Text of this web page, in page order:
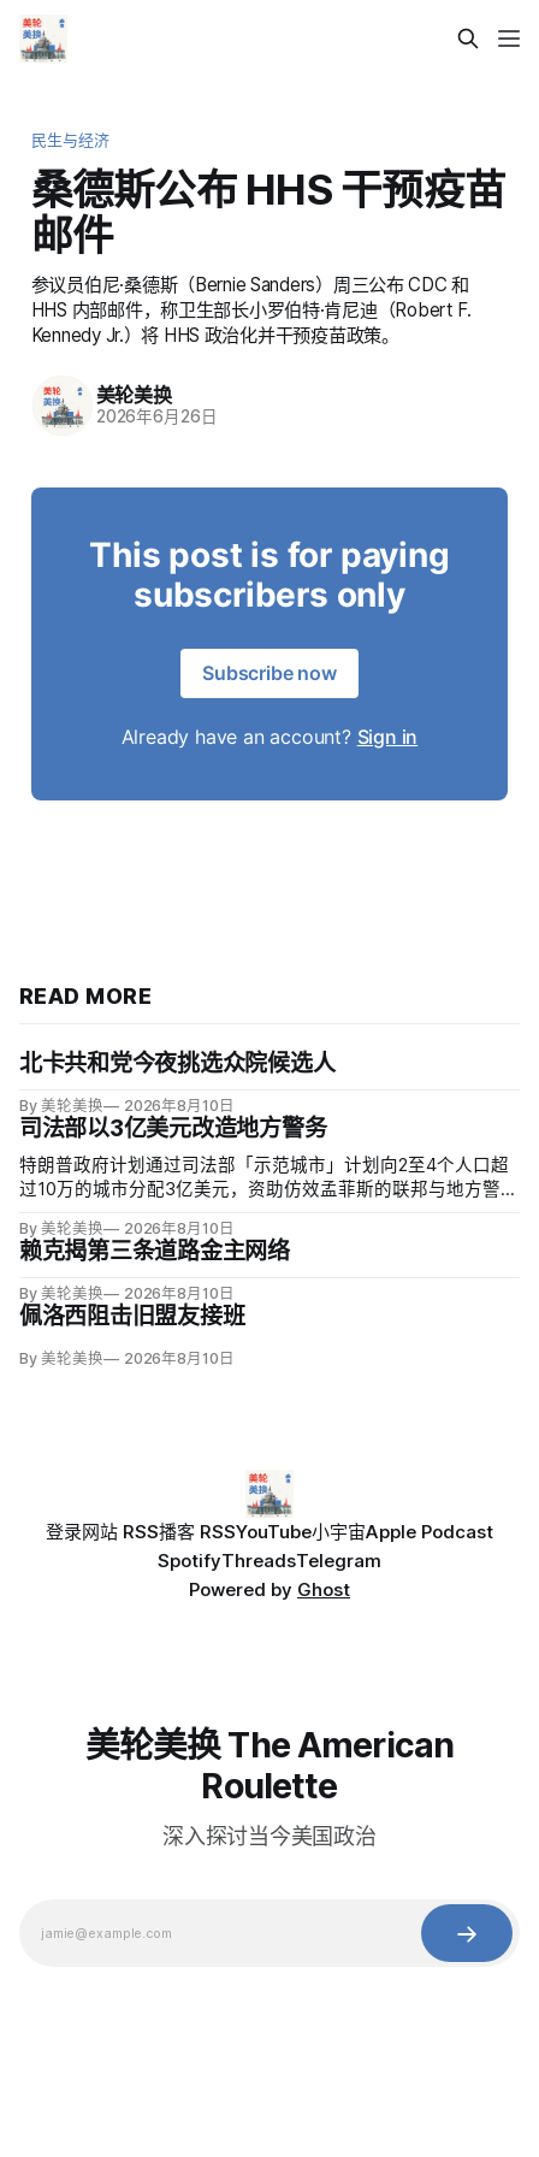
民生与经济
桑德斯公布 HHS 干预疫苗
邮件
参议员伯尼·桑德斯（Bernie Sanders）周三公布 CDC 和
HHS 内部邮件，称卫生部长小罗伯特·肯尼迪（Robert F.
Kennedy Jr.）将 HHS 政治化并干预疫苗政策。
美轮美换
2026年6月26日
This post is for paying
subscribers only
Subscribe now
Already have an account? Sign in
READ MORE
北卡共和党今夜挑选众院候选人
By 美轮美换 2026年8月10日
司法部以3亿美元改造地方警务
特朗普政府计划通过司法部「示范城市」计划向2至4个人口超
过10万的城市分配3亿美元，资助仿效孟菲斯的联邦与地方警力
游荡和强制治疗等政策，并预先同意在暴力犯罪或「公共骚
乱」激增时偿还未来联邦介入成本。
By 美轮美换 2026年8月10日
赖克揭第三条道路金主网络
By 美轮美换 2026年8月10日
佩洛西阻击旧盟友接班
By 美轮美换 2026年8月10日
登录网站 RSS播客 RSSYouTube小宇宙Apple Podcast
SpotifyThreadsTelegram
Powered by Ghost
美轮美换 The American
Roulette
深入探讨当今美国政治